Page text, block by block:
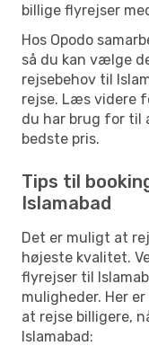
billige flyrejser
Hos Opodo
så du kan vælge
rejsebehov til
rejse. Læs videre
du har brug for til
bedste pris.
Tips til
Islamabad
Det er muligt at
højeste kvalitet.
flyrejser til
muligheder. Her
at rejse billigere,
Islamabad: